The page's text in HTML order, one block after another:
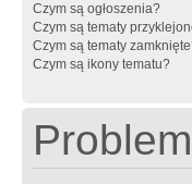
Czym są ogłoszenia?
Czym są tematy
Czym są tematy
Czym są ikony tematu?